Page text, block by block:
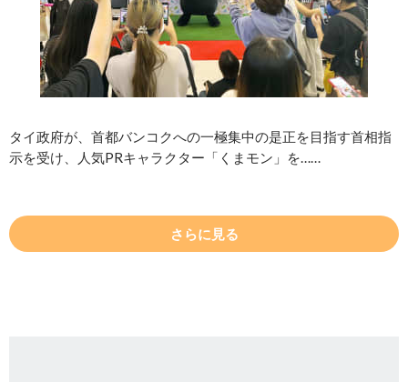
タイ政府が、首都バンコクへの一極集中の是正を目指す首相指
示を受け、人気PRキャラクター「くまモン」を……
さらに見る